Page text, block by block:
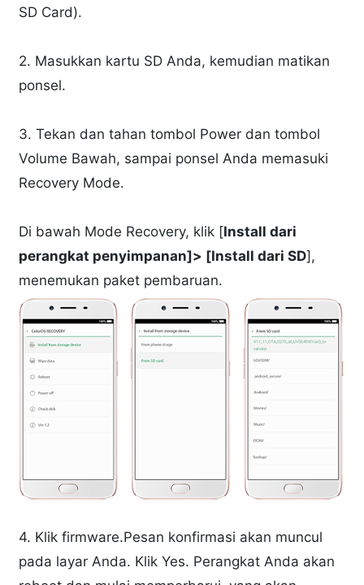
SD Card).
2. Masukkan kartu SD Anda, kemudian matikan
ponsel.
3. Tekan dan tahan tombol Power dan tombol
Volume Bawah, sampai ponsel Anda memasuki
Recovery Mode.
Di bawah Mode Recovery, klik [Install dari
perangkat penyimpanan]> [Install dari SD],
menemukan paket pembaruan.
4. Klik firmware.Pesan konfirmasi akan muncul
pada layar Anda. Klik Yes. Perangkat Anda akan